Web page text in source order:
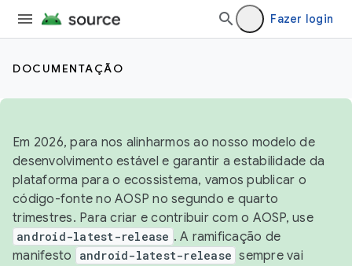
Fazer login
DOCUMENTAÇÃO
Em 2026, para nos alinharmos ao nosso modelo de
desenvolvimento estável e garantir a estabilidade da
plataforma para o ecossistema, vamos publicar o
código-fonte no AOSP no segundo e quarto
trimestres. Para criar e contribuir com o AOSP, use
android-latest-release . A ramificação de
manifesto
android-latest-release sempre vai